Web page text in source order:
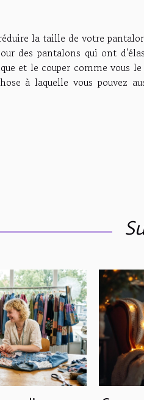
la taille de votre
des pantalons qui ont
et le couper comme vous
à laquelle vous pouvez